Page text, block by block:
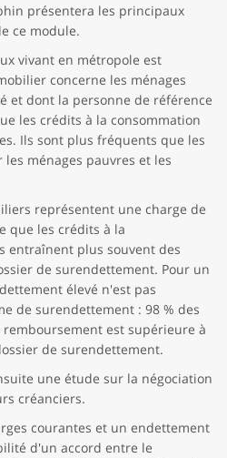
présentera les principaux
ce module.
vivant en métropole est
concerne les ménages
et dont la personne de référence
les crédits à la consommation
Ils sont plus fréquents que les
ménages pauvres et les
représentent une charge de
que les crédits à la
entraînent plus souvent des
de surendettement. Pour un
élevé n'est pas
de surendettement : 98 % des
est supérieure à
de surendettement.
une étude sur la négociation
créanciers.
courantes et un endettement
d'un accord entre le